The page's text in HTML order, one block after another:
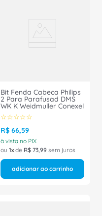
Bit Fenda Cabeca Philips
2 Para Parafusad DMS
WK K Weidmuller Conexel
☆☆☆☆☆
R$ 66,59
à vista no PIX
ou 1 de R$ 73,99 sem juros
adicionar ao carrinho